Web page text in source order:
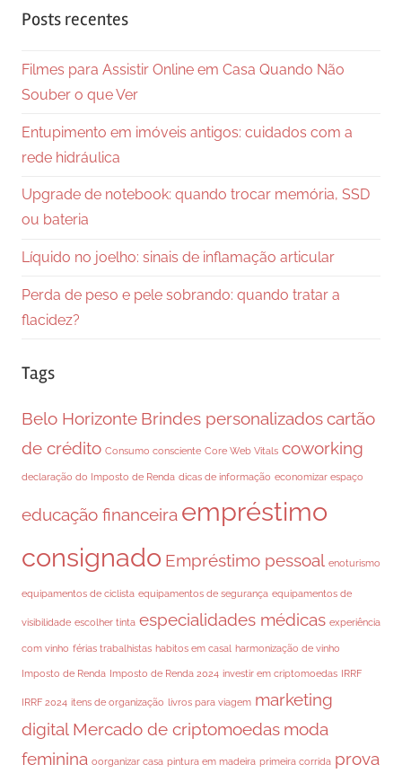
Posts recentes
Filmes para Assistir Online em Casa Quando Não
Souber o que Ver
Entupimento em imóveis antigos: cuidados com a
rede hidráulica
Upgrade de notebook: quando trocar memória, SSD
ou bateria
Líquido no joelho: sinais de inflamação articular
Perda de peso e pele sobrando: quando tratar a
flacidez?
Tags
Belo Horizonte Brindes personalizadoscartão
de crédito Consumo consciente Core Web Vitals coworking
declaração do Imposto de Renda dicas de informação economizar espaço
educação financeira empréstimo
consignado Empréstimo pessoal enoturismo
equipamentos de ciclista equipamentos de segurança equipamentos de
visibilidade escolher tinta especialidades médicas experiência
com vinho férias trabalhistas habitos em casal harmonização de vinho
Imposto de Renda Imposto de Renda 2024 investir em criptomoedas IRRF
IRRF 2024 itens de organização livros para viagem marketing
digital Mercado de criptomoedas moda
feminina oorganizar casa pintura em madeira primeira corrida prova